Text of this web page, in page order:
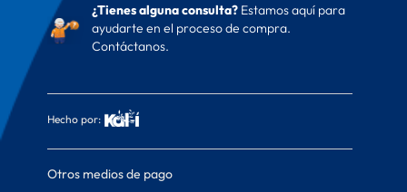
¿Tienes alguna consulta?Estamos aquí para
ayudarte en el proceso de compra.
Contáctanos.
Hecho por:
Otros medios de pago